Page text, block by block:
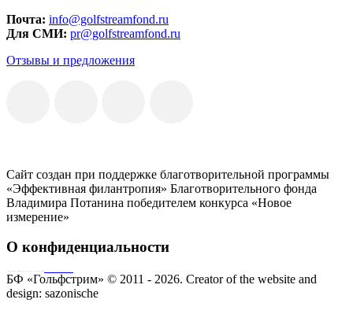
Почта: info@golfstreamfond.ru
Для СМИ: pr@golfstreamfond.ru
Отзывы и предложения
Сайт создан при поддержке благотворительной программы
«Эффективная филантропия» Благотворительного фонда
Владимира Потанина победителем конкурса «Новое
измерение»
О конфиденциальности
БФ «Гольфстрим» © 2011 - 2026. Creator of the website and
design: sazonische